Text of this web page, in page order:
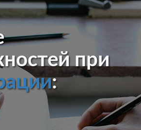
при
: